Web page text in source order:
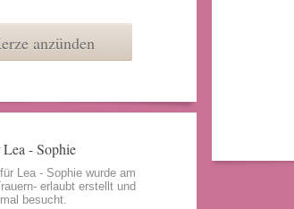
anzünden
- Sophie
Lea - Sophie wurde am
erlaubt erstellt und
besucht.